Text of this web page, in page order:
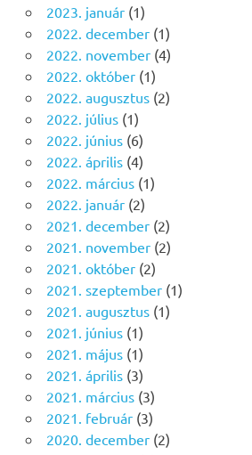
2023. január(1)
2022. december(1)
2022. november(4)
2022. október(1)
2022. augusztus(2)
2022. július(1)
2022. június(6)
2022. április(4)
2022. március(1)
2022. január(2)
2021. december(2)
2021. november(2)
2021. október(2)
2021. szeptember(1)
2021. augusztus(1)
2021. június(1)
2021. május(1)
2021. április(3)
2021. március(3)
2021. február(3)
2020. december(2)